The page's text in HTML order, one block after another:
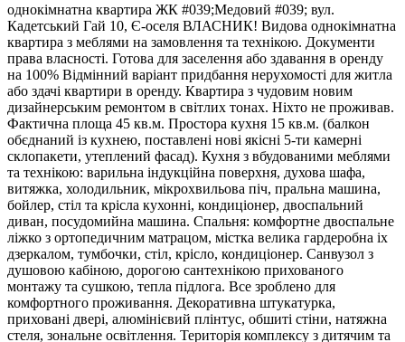
однокімнатна квартира ЖК #039;Медовий #039; вул.
Кадетський Гай 10, Є-оселя ВЛАСНИК! Видова однокімнатна
квартира з меблями на замовлення та технікою. Документи
права власності. Готова для заселення або здавання в оренду
на 100% Відмінний варіант придбання нерухомості для житла
або здачі квартири в оренду. Квартира з чудовим новим
дизайнерським ремонтом в світлих тонах. Ніхто не проживав.
Фактична площа 45 кв.м. Простора кухня 15 кв.м. (балкон
обєднаний із кухнею, поставлені нові якісні 5-ти камерні
склопакети, утеплений фасад). Кухня з вбудованими меблями
та технікою: варильна індукційна поверхня, духова шафа,
витяжка, холодильник, мікрохвильова піч, пральна машина,
бойлер, стіл та крісла кухонні, кондиціонер, двоспальний
диван, посудомийна машина. Спальня: комфортне двоспальне
ліжко з ортопедичним матрацом, містка велика гардеробна іх
дзеркалом, тумбочки, стіл, крісло, кондиціонер. Санвузол з
душовою кабіною, дорогою сантехнікою прихованого
монтажу та сушкою, тепла підлога. Все зроблено для
комфортного проживання. Декоративна штукатурка,
приховані двері, алюмінієвий плінтус, обшиті стіни, натяжна
стеля, зональне освітлення. Територія комплексу з дитячим та